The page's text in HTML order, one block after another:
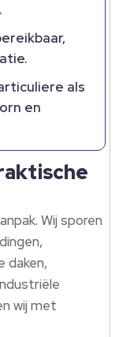
als
en
Wij sporen
daken,
wij met